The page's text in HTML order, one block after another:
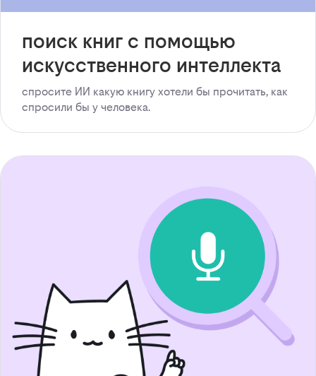
поиск книг с помощью
искусственного интеллекта
спросите ИИ какую книгу хотели бы прочитать, как
спросили бы у человека.